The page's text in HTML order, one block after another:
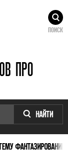
ПОИСК
ПРО
НАЙТИ
ФАНТАЗИРОВАНИЕ